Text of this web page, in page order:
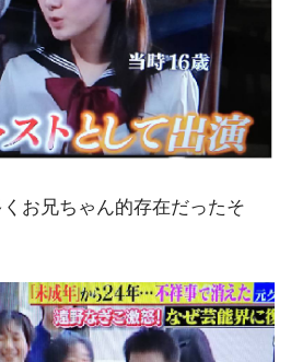
お兄ちゃん的存在だったそ